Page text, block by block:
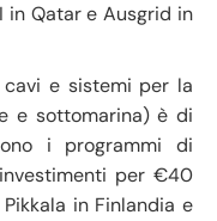
in Qatar e Ausgrid in
e sistemi per la
e sottomarina) è di
i programmi di
per €40
in Finlandia e